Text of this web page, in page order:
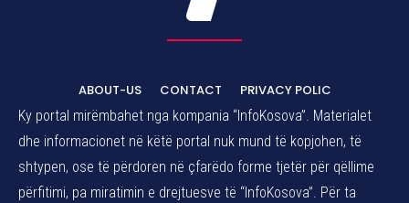
ABOUT-US CONTACT
PRIVACY POLIC
Ky portal mirëmbahet nga kompania “InfoKosova”. Materialet
dhe informacionet në këtë portal nuk mund të kopjohen, të
shtypen, ose të përdoren në çfarëdo forme tjetër për qëllime
përfitimi, pa miratimin e drejtuesve të “InfoKosova”. Për ta